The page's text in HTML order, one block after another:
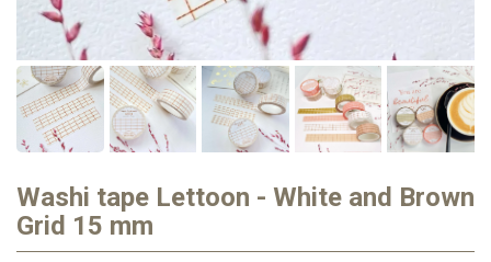
Washi tape Lettoon - White and Brown
Grid 15 mm